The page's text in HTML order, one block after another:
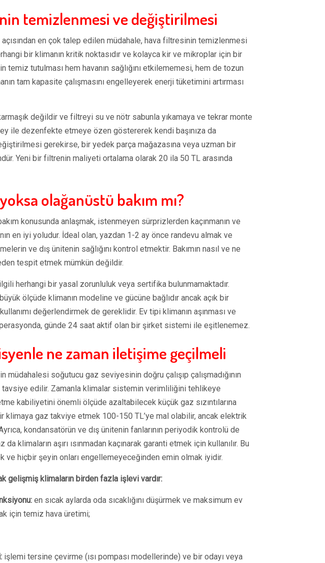
temizlenmesi ve değiştirilmesi
açısından en çok talep edilen müdahale, hava filtresinin temizlenmesi
bir klimanın kritik noktasıdır ve kolayca kir ve mikroplar için bir
temiz tutulması hem havanın sağlığını etkilememesi, hem de tozun
tam kapasite çalışmasını engelleyerek enerji tüketimini artırması
değildir ve filtreyi su ve nötr sabunla yıkamaya ve tekrar monte
ile dezenfekte etmeye özen göstererek kendi başınıza da
gerekirse, bir yedek parça mağazasına veya uzman bir
Yeni bir filtrenin maliyeti ortalama olarak 20 ila 50 TL arasında
olağanüstü bakım mı?
konusunda anlaşmak, istenmeyen sürprizlerden kaçınmanın ve
en iyi yoludur. İdeal olan, yazdan 1-2 ay önce randevu almak ve
ve dış ünitenin sağlığını kontrol etmektir. Bakımın nasıl ve ne
tespit etmek mümkün değildir.
herhangi bir yasal zorunluluk veya sertifika bulunmamaktadır.
ölçüde klimanın modeline ve gücüne bağlıdır ancak açık bir
değerlendirmek de gereklidir. Ev tipi klimanın aşınması ve
günde 24 saat aktif olan bir şirket sistemi ile eşitlenemez.
ne zaman iletişime geçilmeli
müdahalesi soğutucu gaz seviyesinin doğru çalışıp çalışmadığının
edilir. Zamanla klimalar sistemin verimliliğini tehlikeye
kabiliyetini önemli ölçüde azaltabilecek küçük gaz sızıntılarına
klimaya gaz takviye etmek 100-150 TL’ye mal olabilir, ancak elektrik
kondansatörün ve dış ünitenin fanlarının periyodik kontrolü de
klimaların aşırı ısınmadan kaçınarak garanti etmek için kullanılır. Bu
ve hiçbir şeyin onları engellemeyeceğinden emin olmak iyidir.
gelişmiş klimaların birden fazla işlevi vardır:
en sıcak aylarda oda sıcaklığını düşürmek ve maksimum ev
için temiz hava üretimi;
işlemi tersine çevirme (ısı pompası modellerinde) ve bir odayı veya